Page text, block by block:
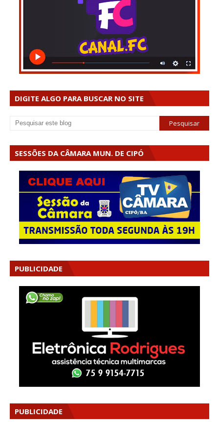
DIGITE ALGO PARA BUSCAR NO SITE
SESSÕES DA CÂMARA MUN. DE CIPÓ
PUBLICIDADE
PUBLICIDADE